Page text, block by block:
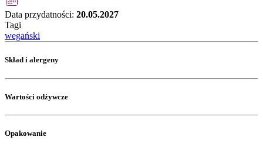
Data przydatności: 20.05.2027
Tagi
wegański
Skład i alergeny
Wartości odżywcze
Opakowanie